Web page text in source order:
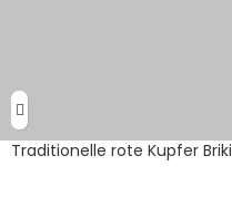
Traditionelle rote Kupfer Briki